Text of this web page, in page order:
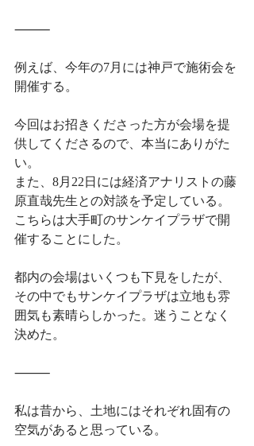
⸻
例えば、今年の7月には神戸で施術会を
開催する。
今回はお招きくださった方が会場を提
供してくださるので、本当にありがた
い。
また、8月22日には経済アナリストの藤
原直哉先生との対談を予定している。
こちらは大手町のサンケイプラザで開
催することにした。
都内の会場はいくつも下見をしたが、
その中でもサンケイプラザは立地も雰
囲気も素晴らしかった。迷うことなく
決めた。
⸻
私は昔から、土地にはそれぞれ固有の
空気があると思っている。